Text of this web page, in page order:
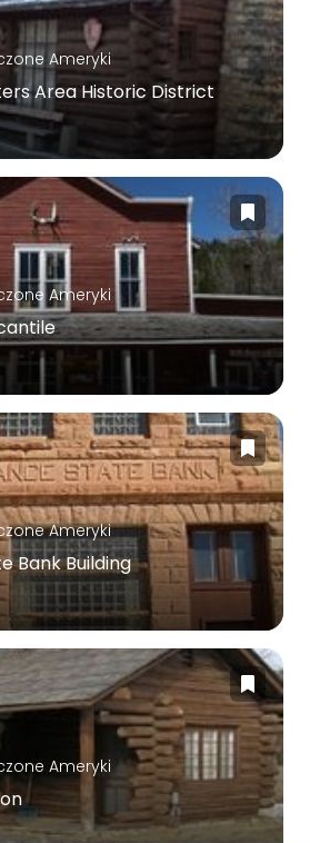
Ameryki
Area Historic District
Ameryki
Ameryki
Bank Building
Ameryki